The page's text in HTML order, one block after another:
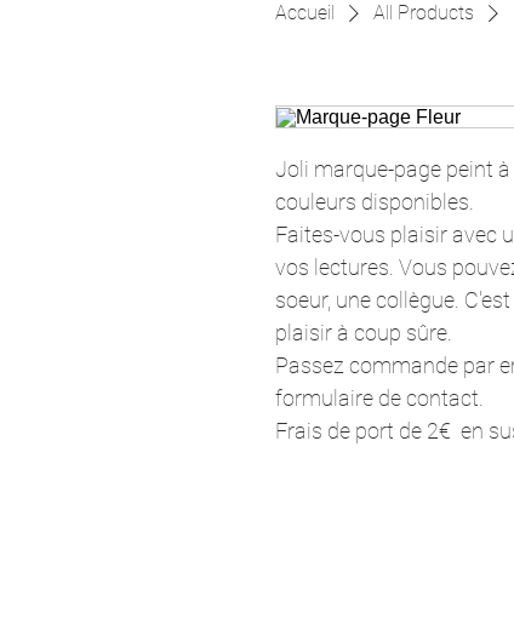
Accueil All Products
Joli marque-page peint
couleurs disponibles.
Faites-vous plaisir avec
vos lectures. Vous
soeur, une collègue.
plaisir à coup sûre.
Passez commande par
formulaire de contact.
Frais de port de 2€  en